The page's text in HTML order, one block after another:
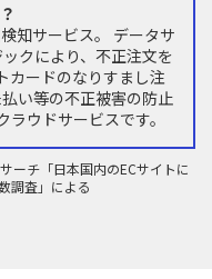
知サービス。 データサ
クにより、不正注文を
カードのなりすまし注
い等の不正被害の防止
ウドサービスです。
ーチ「日本国内のECサイトに
調査」による